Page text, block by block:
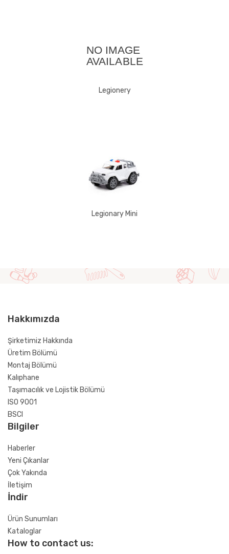
Legionery
Legionary Mini
Hakkımızda
Şirketimiz Hakkında
Üretim Bölümü
Montaj Bölümü
Kalıphane
Taşımacılık ve Lojistik Bölümü
ISO 9001
BSCI
Bilgiler
Haberler
Yeni Çıkanlar
Çok Yakında
İletişim
İndir
Ürün Sunumları
Kataloglar
How to contact us: